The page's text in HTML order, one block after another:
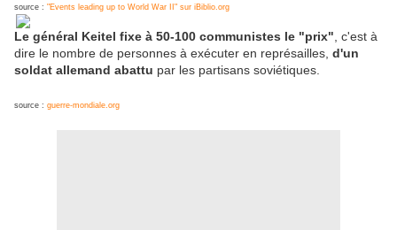
source : "Events leading up to World War II" sur iBiblio.org
Le général Keitel fixe à 50-100 communistes le "prix" , c'est à
dire le nombre de personnes à exécuter en représailles, d'un
soldat allemand abattu par les partisans soviétiques.
source : guerre-mondiale.org